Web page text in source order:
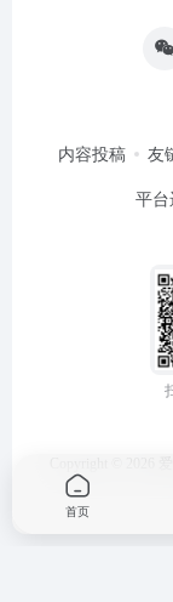
内容投稿 友
平台
首页